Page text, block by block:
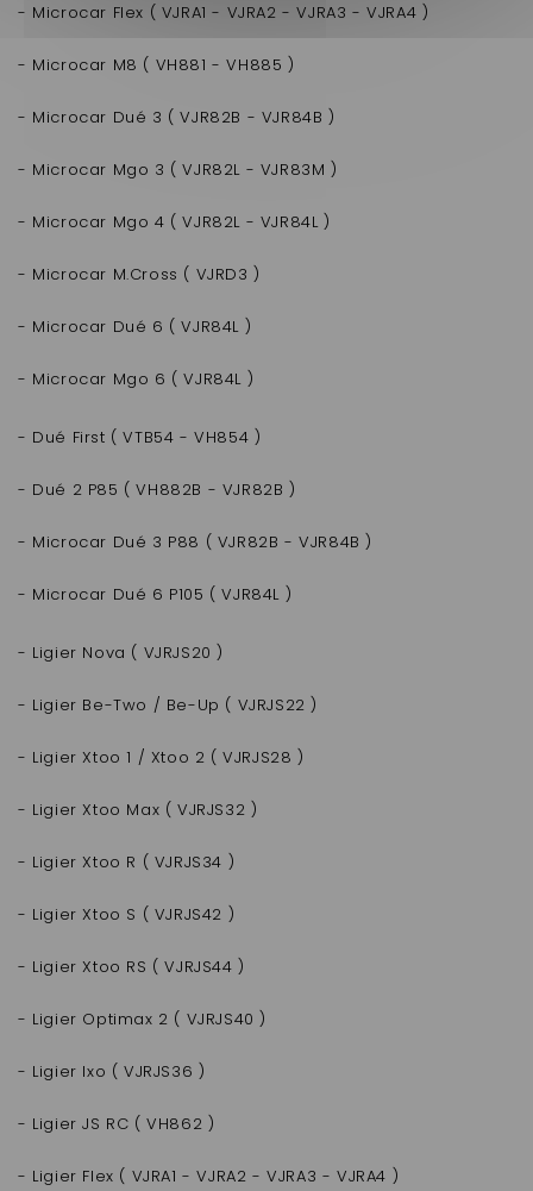
- Microcar Flex ( VJRA1 - VJRA2 - VJRA3 - VJRA4 )
- Microcar M8 ( VH881 - VH885 )
- Microcar Dué 3 ( VJR82B - VJR84B )
- Microcar Mgo 3 ( VJR82L - VJR83M )
- Microcar Mgo 4 ( VJR82L - VJR84L )
- Microcar M.Cross ( VJRD3 )
- Microcar Dué 6 ( VJR84L )
- Microcar Mgo 6 ( VJR84L )
- Dué First ( VTB54 - VH854 )
- Dué 2 P85 ( VH882B - VJR82B )
- Microcar Dué 3 P88 ( VJR82B - VJR84B )
- Microcar Dué 6 P105 ( VJR84L )
- Ligier Nova ( VJRJS20 )
- Ligier Be-Two / Be-Up ( VJRJS22 )
- Ligier Xtoo 1 / Xtoo 2 ( VJRJS28 )
- Ligier Xtoo Max ( VJRJS32 )
- Ligier Xtoo R ( VJRJS34 )
- Ligier Xtoo S ( VJRJS42 )
- Ligier Xtoo RS ( VJRJS44 )
- Ligier Optimax 2 ( VJRJS40 )
- Ligier Ixo ( VJRJS36 )
- Ligier JS RC ( VH862 )
- Ligier Flex ( VJRA1 - VJRA2 - VJRA3 - VJRA4 )